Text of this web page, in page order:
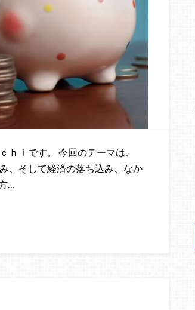
ｈｉです。 今回のテーマは、
、そして経済の落ち込み、なか
…